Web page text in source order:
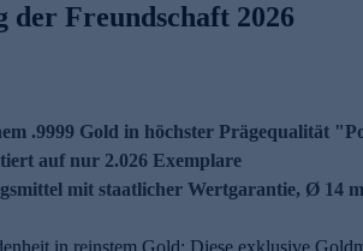
der Freundschaft 2026
.9999 Gold in höchster Prägequalität
auf nur 2.026 Exemplare
mit staatlicher Wertgarantie, Ø 14